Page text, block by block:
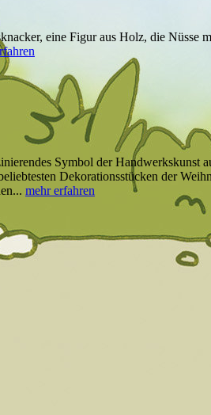
eine Figur aus Holz, die
Symbol der Handwerkskunst
Dekorationsstücken der
mehr erfahren